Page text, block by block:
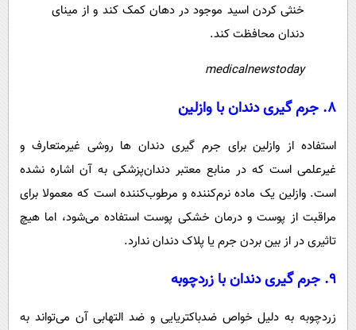
خنثی کردن اسید موجود در دهان کمک کند و از مینای
دندان محافظت کند.
medicalnewstoday
۸. جرم گیری دندان با وازلین
استفاده از وازلین برای جرم گیری دندان ها روشی غیرمتعارف و
غیرعلمی است که در منابع معتبر دندان‌پزشکی به آن اشاره نشده
است. وازلین یک ماده نرم‌کننده و مرطوب‌کننده است که معمولا برای
مراقبت از پوست و درمان خشکی پوست استفاده می‌شود، اما هیچ
تاثیری در از بین بردن جرم یا پلاک دندان ندارد.
۹. جرم گیری دندان با زردچوبه
زردچوبه به دلیل خواص ضدباکتریایی و ضد التهابی آن می‌تواند به